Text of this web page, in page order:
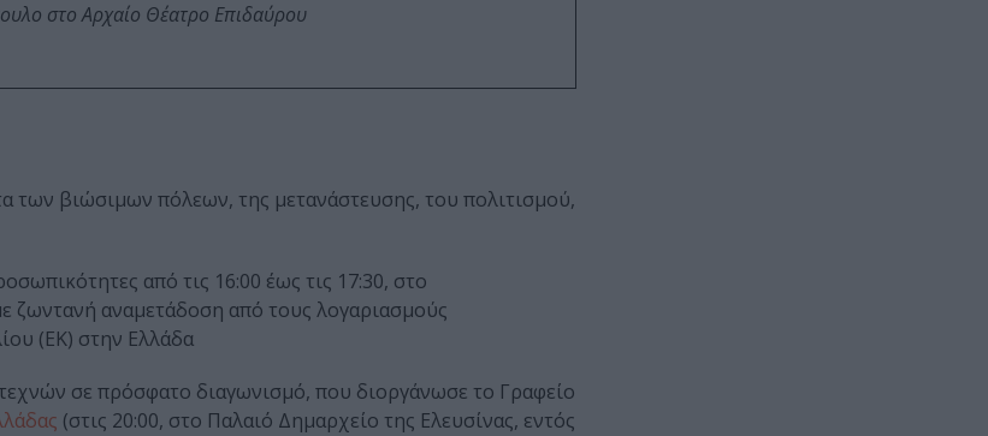
στο Αρχαίο Θέατρο Επιδαύρου
των βιώσιμων πόλεων, της μετανάστευσης, του πολιτισμού,
από τις 16:00 έως τις 17:30, στο
ζωντανή αναμετάδοση από τους λογαριασμούς
(ΕΚ) στην Ελλάδα
σε πρόσφατο διαγωνισμό, που διοργάνωσε το Γραφείο
(στις 20:00, στο Παλαιό Δημαρχείο της Ελευσίνας, εντός